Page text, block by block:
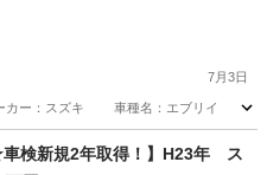
7月3日
メーカー：スズキ 車種名：エブリイ
エブリイワゴン
車検新規2年取得！】H23年 ス